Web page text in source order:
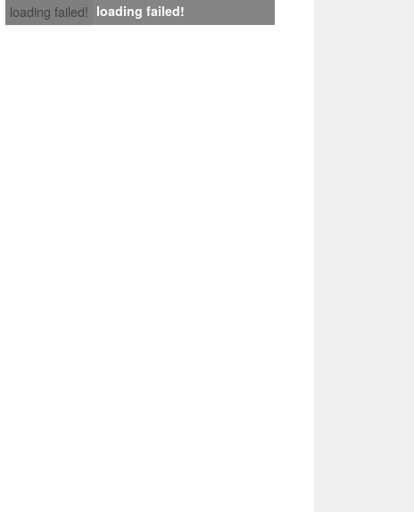
loading failed! loading failed!